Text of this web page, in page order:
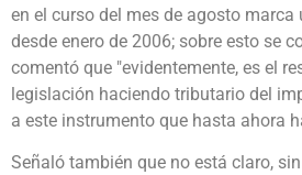
en el curso del mes de agosto
desde enero de 2006; sobre esto se
comentó que "evidentemente, es el
legislación haciendo tributario del
a este instrumento que hasta ahora
Señaló también que no está claro,